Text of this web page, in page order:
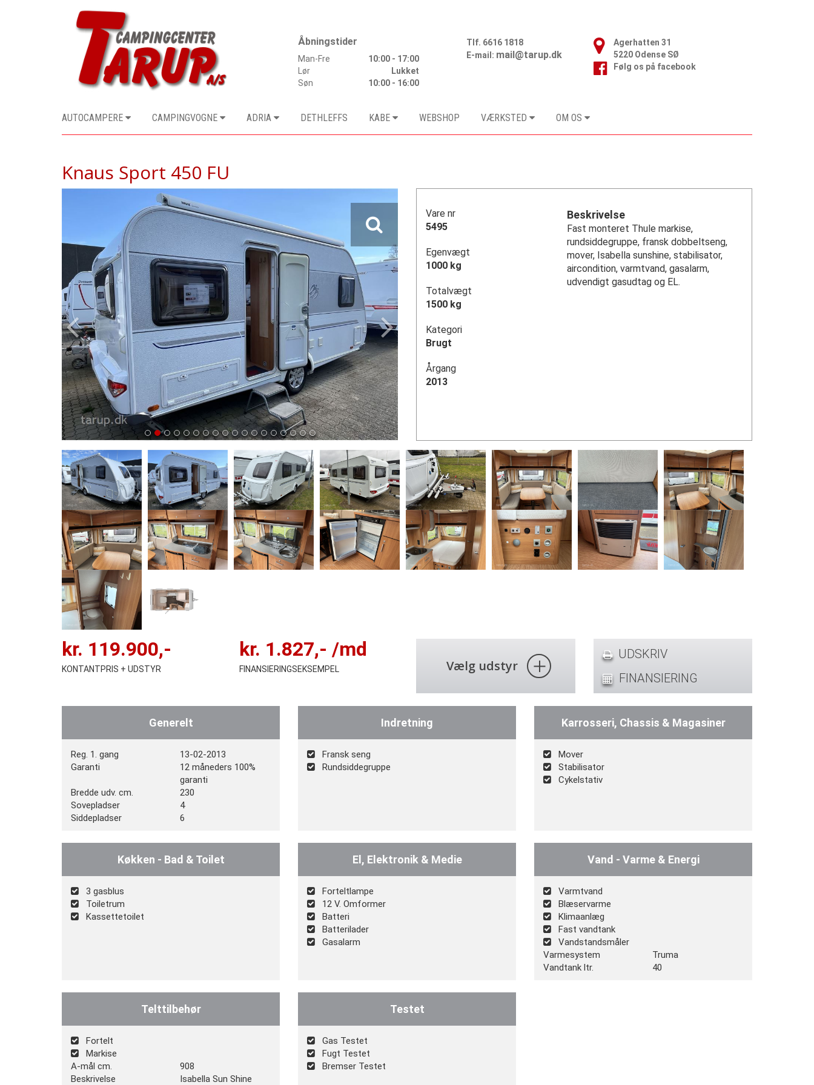
Åbningstider
Man-Fre
10:00 - 17:00
Lør
Lukket
Søn
10:00 - 16:00
Tlf. 6616 1818
E-mail: mail@tarup.dk
Agerhatten 31
5220 Odense SØ
Følg os på facebook
AUTOCAMPERE CAMPINGVOGNE ADRIA DETHLEFFS KABE WEBSHOP VÆRKSTED OM OS
Knaus Sport 450 FU
Vare nr
5495
Egenvægt
1000 kg
Totalvægt
1500 kg
Kategori
Brugt
Årgang
2013
Beskrivelse
Fast monteret Thule markise,
rundsiddegruppe, fransk dobbeltseng,
mover, Isabella sunshine, stabilisator,
aircondition, varmtvand, gasalarm,
udvendigt gasudtag og EL.
kr. 119.900,-
KONTANTPRIS + UDSTYR
kr. 1.827,- /md
FINANSIERINGSEKSEMPEL Vælg udstyr
UDSKRIV
FINANSIERING
Generelt
Reg. 1. gang
13-02-2013
Garanti
12 måneders 100%
garanti
Bredde udv. cm.
230
Sovepladser
4
Siddepladser
6
Indretning
Fransk seng
Rundsiddegruppe
Karrosseri, Chassis & Magasiner
Mover
Stabilisator
Cykelstativ
Køkken - Bad & Toilet
3 gasblus
Toiletrum
Kassettetoilet
El, Elektronik & Medie
Forteltlampe
12 V. Omformer
Batteri
Batterilader
Gasalarm
Vand - Varme & Energi
Varmtvand
Blæservarme
Klimaanlæg
Fast vandtank
Vandstandsmåler
Varmesystem
Truma
Vandtank ltr.
40
Telttilbehør
Fortelt
Markise
A-mål cm.
908
Beskrivelse
Isabella Sun Shine
Testet
Gas Testet
Fugt Testet
Bremser Testet